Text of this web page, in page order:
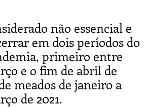
não essencial e
em dois períodos do
primeiro entre
e o fim de abril de
meados de janeiro a
de 2021.